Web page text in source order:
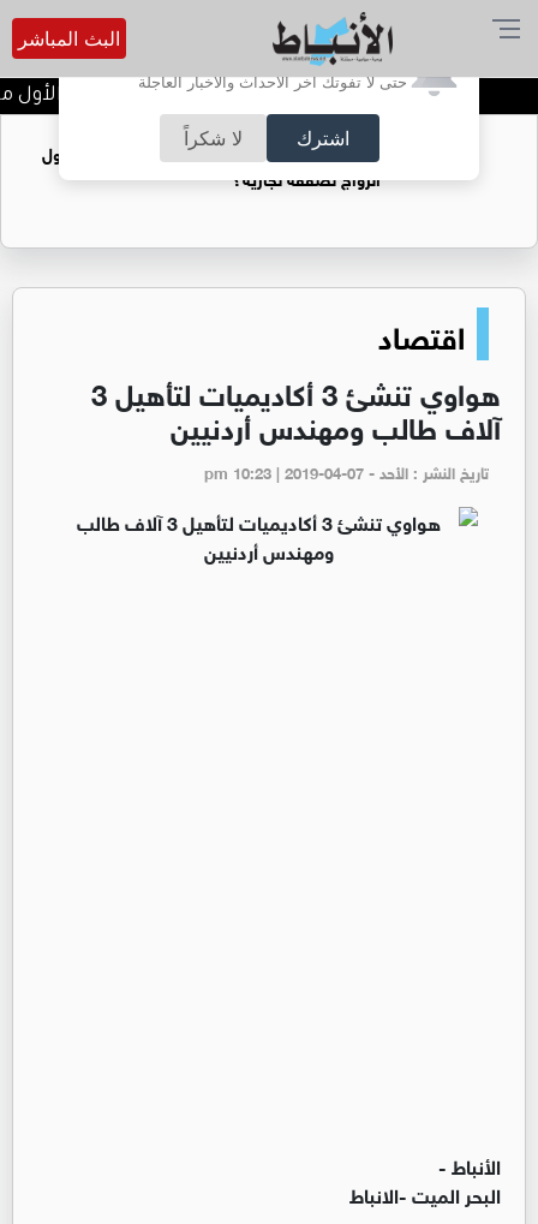
أترغب في تفعيل الإشعارات؟
حتى لا تفوتك آخر الأحداث والأخبار العاجلة
اشترك لا شكراً
البث المباشر
تتويج الفرق الفائزة في اليوم الأول
فتيات يستغللنه لتحقيق مكاسب مادية.. هل تحول
الزواج لصفقة تجارية؟
اقتصاد
هواوي تنشئ 3 أكاديميات لتأهيل 3
آلاف طالب ومهندس أردنيين
تاريخ النشر : الأحد - pm 10:23 | 2019-04-07
الأنباط -
البحر الميت -الانباط